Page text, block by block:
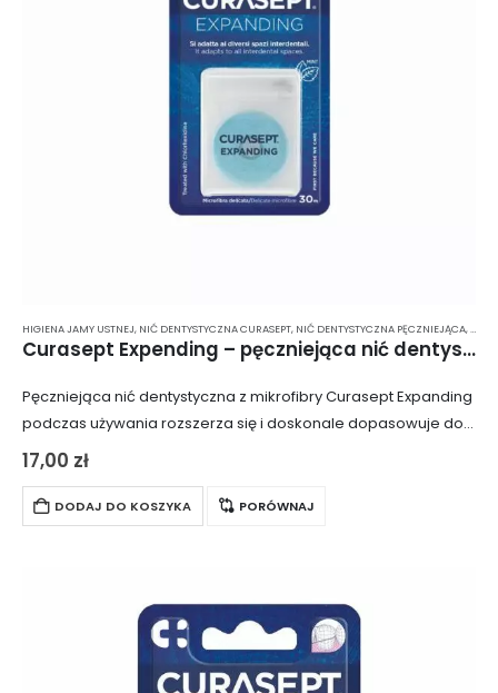
HIGIENA JAMY USTNEJ, NIĆ DENTYSTYCZNA CURASEPT, NIĆ DENTYSTYCZNA PĘCZNIEJĄCA,NIĆ
Curasept Expending – pęczniejąca nić dentystyczna z mikrofibry 30 m
Pęczniejąca nić dentystyczna z mikrofibry Curasept Expanding
podczas używania rozszerza się i doskonale dopasowuje do
przestrzeni międzyzębowych. W opakowaniu znajduje się 30
metrów nici nasączonej chlorheksydyną.
17,00 zł
DODAJ DO KOSZYKA PORÓWNAJ